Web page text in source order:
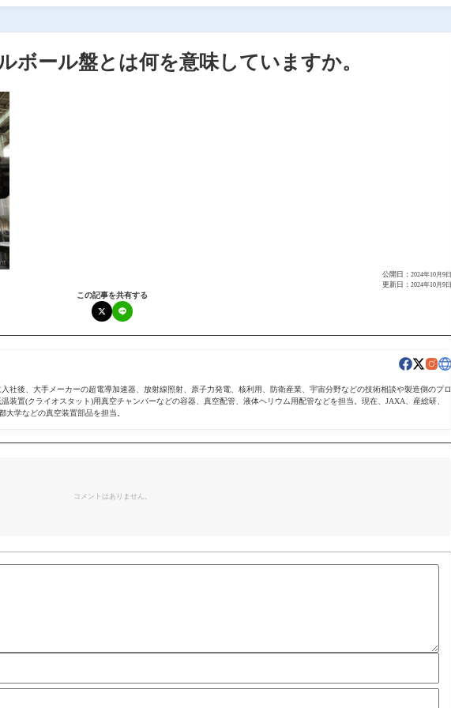
ボール盤とは何を意味していますか。
公開日： 2024年10月9日
更新日： 2024年10月9日
この記事を共有する
社後、大手メーカーの超電導加速器、放射線照射、原子力発電、核利用、防衛産業、宇宙分野などの技術相談や製造側のプロ
装置(クライオスタット)用真空チャンバーなどの容器、真空配管、液体ヘリウム用配管などを担当。現在、JAXA、産総研、
大学などの真空装置部品を担当。
コメントはありません。